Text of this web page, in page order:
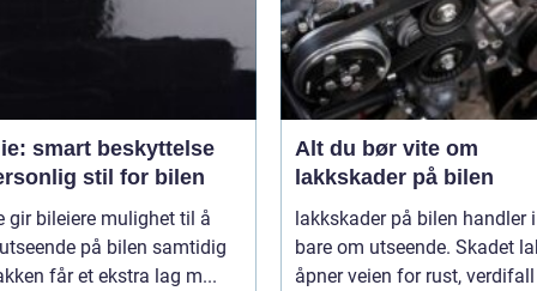
smart beskyttelse
stil for bilen
gir bileiere mulighet til å
på bilen samtidig
får et ekstra lag m...
Alt du bør vite om
lakkskader på bilen
lakkskader på bilen handler
bare om utseende. Skadet
åpner veien for rust,